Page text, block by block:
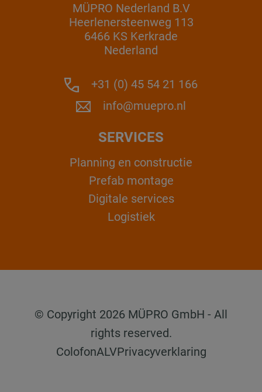
MÜPRO Nederland B.V
Heerlenersteenweg 113
6466 KS Kerkrade
Nederland
+31 (0) 45 54 21 166
info@muepro.nl
SERVICES
Planning en constructie
Prefab montage
Digitale services
Logistiek
© Copyright 2026 MÜPRO GmbH - All
rights reserved.
ColofonALVPrivacyverklaring